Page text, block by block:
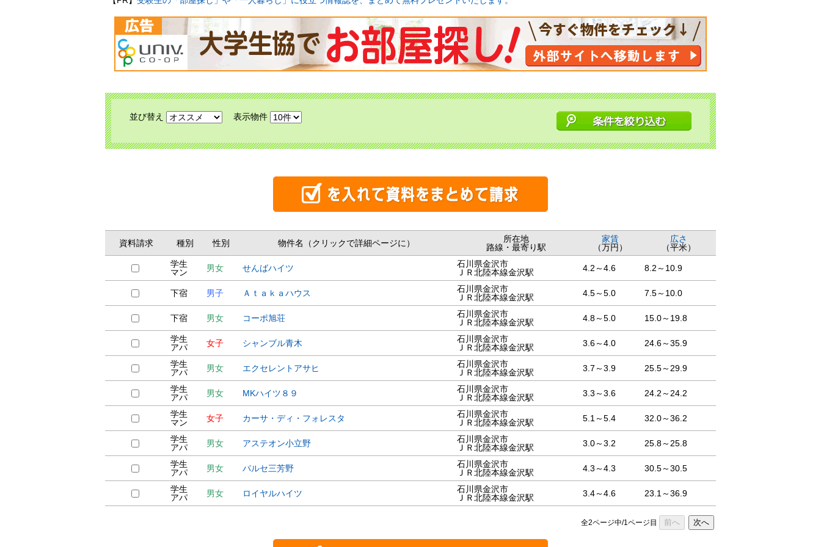
並び替え 表示物件
資料請求 種別 性別 物件名（クリックで詳細ページに）
所在地
路線・最寄り駅
家賃
（万円）
広さ
（平米）
学生
マン
男女 せんばハイツ
石川県金沢市
ＪＲ北陸本線金沢駅
4.2～4.6 8.2～10.9
下宿 男子 Ａｔａｋａハウス
石川県金沢市
ＪＲ北陸本線金沢駅
4.5～5.0 7.5～10.0
下宿 男女 コーポ旭荘
石川県金沢市
ＪＲ北陸本線金沢駅
4.8～5.0 15.0～19.8
学生
アパ
女子 シャンブル青木
石川県金沢市
ＪＲ北陸本線金沢駅
3.6～4.0 24.6～35.9
学生
アパ
男女 エクセレントアサヒ
石川県金沢市
ＪＲ北陸本線金沢駅
3.7～3.9 25.5～29.9
学生
アパ
男女 MKハイツ８９
石川県金沢市
ＪＲ北陸本線金沢駅
3.3～3.6 24.2～24.2
学生
マン
女子 カーサ・ディ・フォレスタ
石川県金沢市
ＪＲ北陸本線金沢駅
5.1～5.4 32.0～36.2
学生
アパ
男女 アステオン小立野
石川県金沢市
ＪＲ北陸本線金沢駅
3.0～3.2 25.8～25.8
学生
アパ
男女 パルセ三芳野
石川県金沢市
ＪＲ北陸本線金沢駅
4.3～4.3 30.5～30.5
学生
アパ
男女 ロイヤルハイツ
石川県金沢市
ＪＲ北陸本線金沢駅
3.4～4.6 23.1～36.9
全2ページ中/1ページ目 前へ 次へ